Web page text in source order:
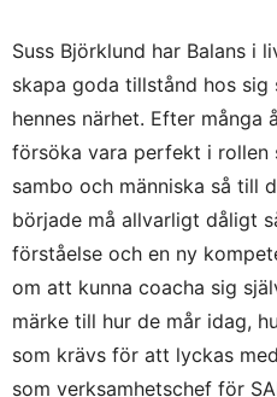
Suss Björklund har Balans i
skapa goda tillstånd hos
hennes närhet. Efter många
försöka vara perfekt i rollen
sambo och människa så till
började må allvarligt dåligt
förståelse och en ny
om att kunna coacha sig
märke till hur de mår idag,
som krävs för att lyckas
som verksamhetschef för